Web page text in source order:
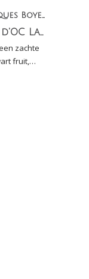
Domaine La Croix Belle - Jacques Boyer
Syrah Caringole IGP Pays d'OC La Croix Belle
zachte
fruit,